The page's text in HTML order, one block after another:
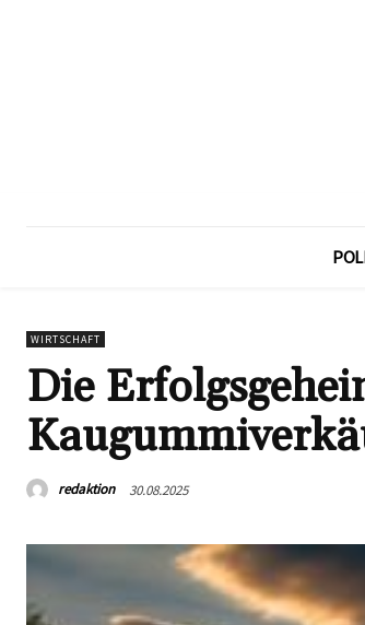
WIRTSCHAFT
Die
redaktion 30.08.2025